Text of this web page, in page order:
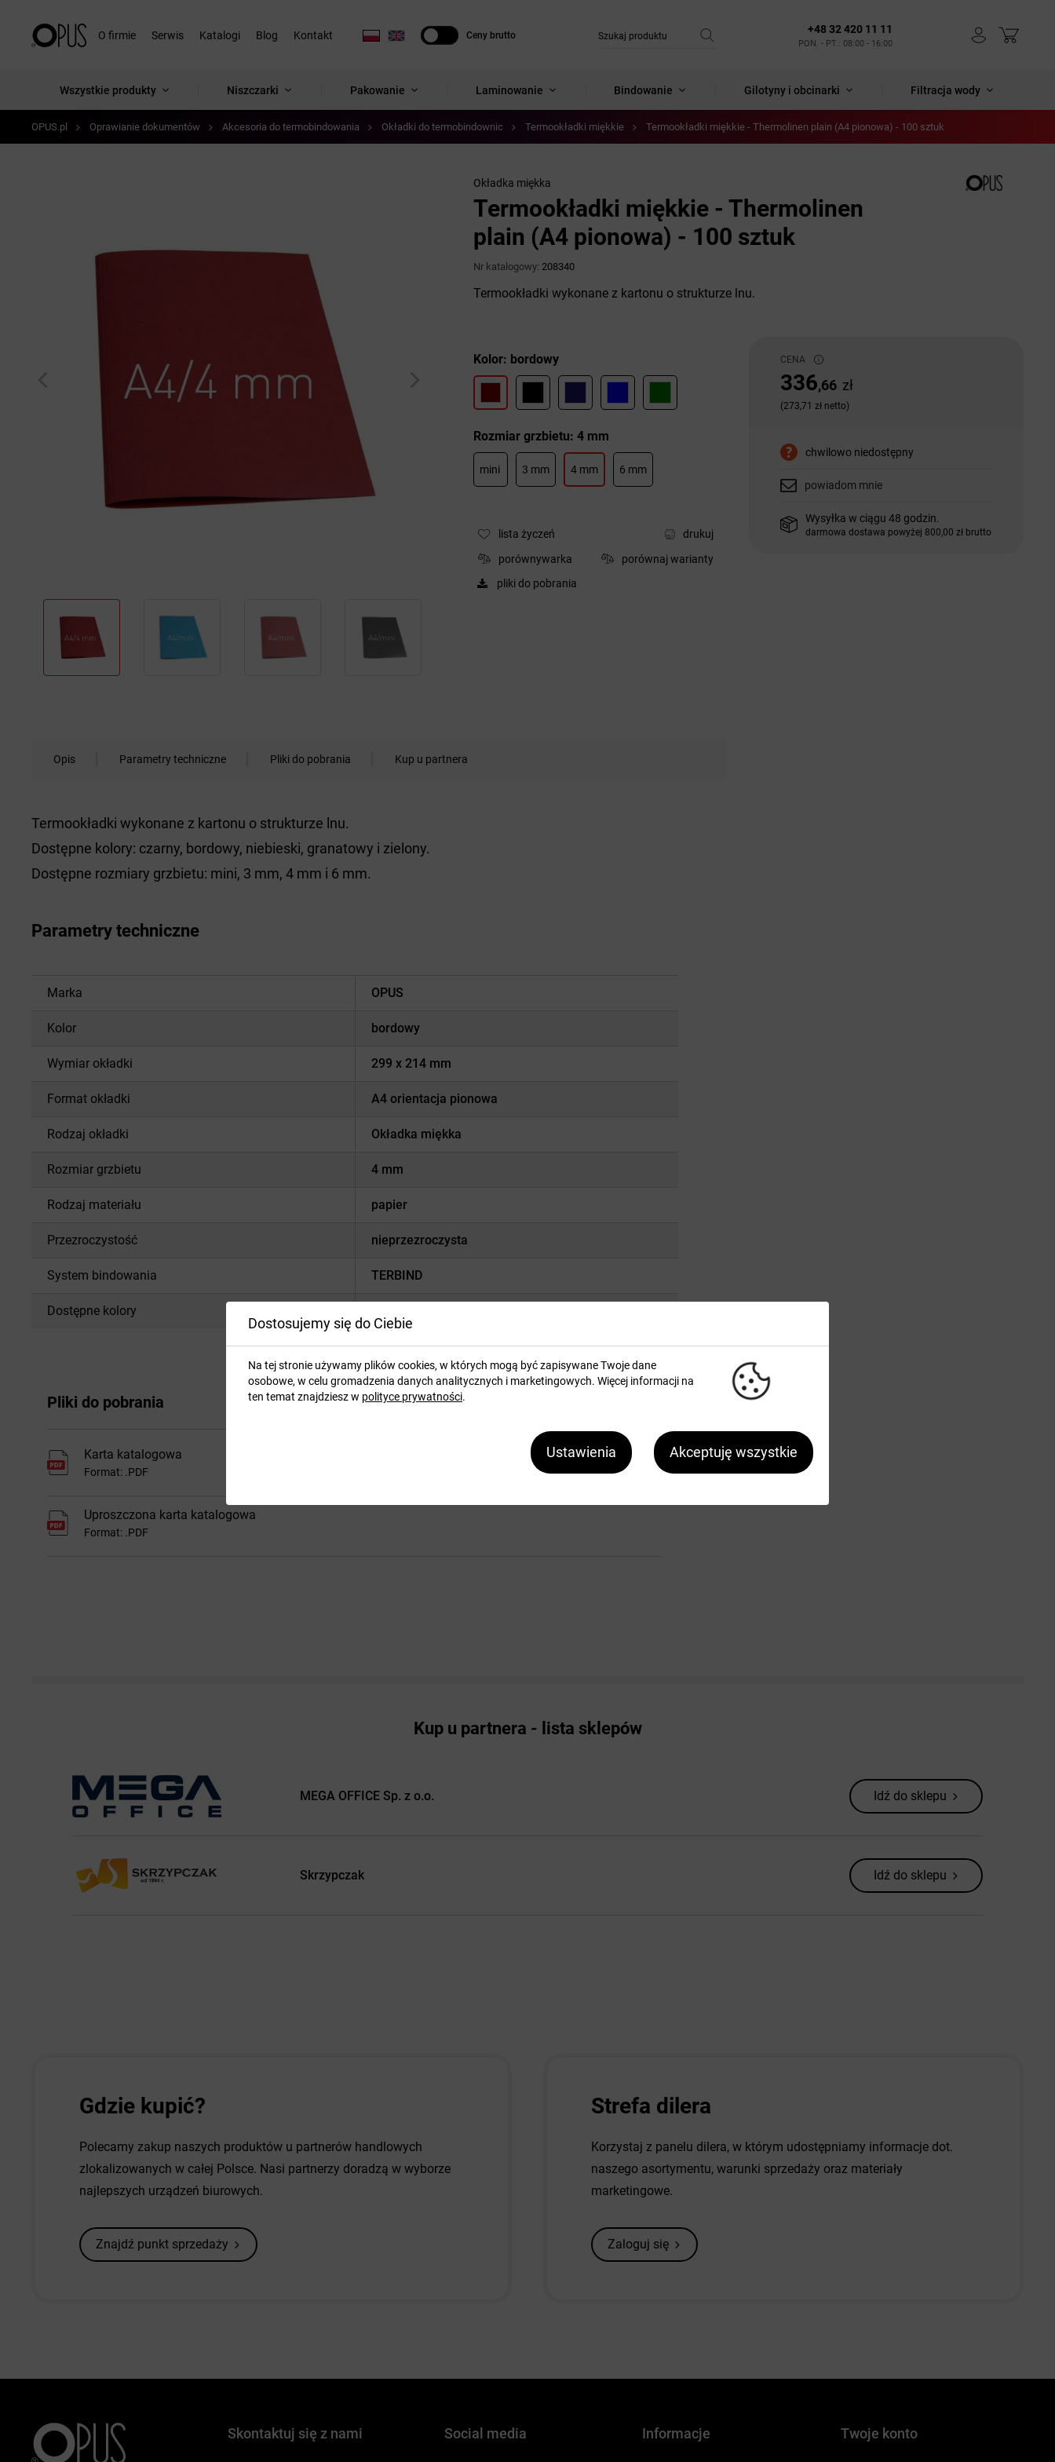
O firmie Serwis Katalogi Blog Kontakt
Ceny brutto
+48 32 420 11 11
PON. - PT.: 08:00 - 16:00
Wszystkie produkty Niszczarki Pakowanie Laminowanie Bindowanie Gilotyny i obcinarki Filtracja wody
OPUS.pl Oprawianie dokumentów Akcesoria do termobindowania Okładki do termobindownic Termookładki miękkie Termookładki miękkie - Thermolinen plain (A4 pionowa) - 100 sztuk
Okładka miękka
Termookładki miękkie - Thermolinen
plain (A4 pionowa) - 100 sztuk
Nr katalogowy: 208340
Kolor: bordowy
Rozmiar grzbietu: 4 mm
mini 3 mm 4 mm 6 mm
lista życzeń
drukuj
porównywarka
porównaj warianty
pliki do pobrania
CENA
336,66 zł
(273,71 zł netto)
chwilowo niedostępny
powiadom mnie
Wysyłka w ciągu 48 godzin.
darmowa dostawa powyżej 800,00 zł brutto
Termookładki wykonane z kartonu o strukturze lnu.
Opis Parametry techniczne Pliki do pobrania Kup u partnera
Termookładki wykonane z kartonu o strukturze lnu.
Dostępne kolory: czarny, bordowy, niebieski, granatowy i zielony.
Dostępne rozmiary grzbietu: mini, 3 mm, 4 mm i 6 mm.
Parametry techniczne
Marka OPUS
Kolor bordowy
Wymiar okładki 299 x 214 mm
Format okładki A4 orientacja pionowa
Rodzaj okładki Okładka miękka
Rozmiar grzbietu 4 mm
Rodzaj materiału papier
Przezroczystość nieprzezroczysta
System bindowania TERBIND
Dostępne kolory
Pliki do pobrania
Karta katalogowa
Format: .PDF
Uproszczona karta katalogowa
Format: .PDF
Kup u partnera - lista sklepów
MEGA OFFICE Sp. z o.o. Idź do sklepu
Skrzypczak Idź do sklepu
Dostosujemy się do Ciebie
Na tej stronie używamy plików cookies, w których mogą być zapisywane Twoje dane
osobowe, w celu gromadzenia danych analitycznych i marketingowych. Więcej informacji na
ten temat znajdziesz w polityce prywatności.
Ustawienia Akceptuję wszystkie
Gdzie kupić?
Polecamy zakup naszych produktów u partnerów handlowych
zlokalizowanych w całej Polsce. Nasi partnerzy doradzą w wyborze
najlepszych urządzeń biurowych.
Znajdź punkt sprzedaży
Strefa dilera
Korzystaj z panelu dilera, w którym udostępniamy informacje dot.
naszego asortymentu, warunki sprzedaży oraz materiały
marketingowe.
Zaloguj się
Skontaktuj się z nami Social media Informacje Twoje konto